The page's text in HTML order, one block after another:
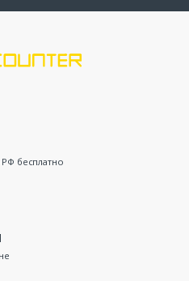
РФ бесплатно